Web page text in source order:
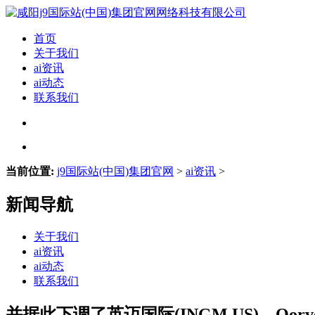
首页
关于我们
ai资讯
ai动态
联系我们
当前位置: j9国际站(中国)集团官网 > ai资讯 >
新闻导航
关于我们
ai资讯
ai动态
联系我们